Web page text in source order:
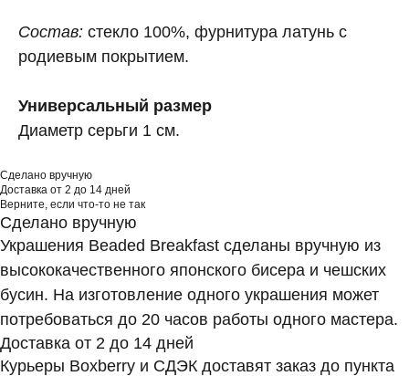
Состав: стекло 100%, фурнитура латунь с
родиевым покрытием.
Универсальный размер
Диаметр серьги 1 см.
Сделано вручную
Доставка от 2 до 14 дней
Верните, если что-то не так
Сделано вручную
Украшения Beaded Breakfast сделаны вручную из
высококачественного японского бисера и чешских
бусин. На изготовление одного украшения может
потребоваться до 20 часов работы одного мастера.
Доставка от 2 до 14 дней
Курьеры Boxberry и СДЭК доставят заказ до пункта